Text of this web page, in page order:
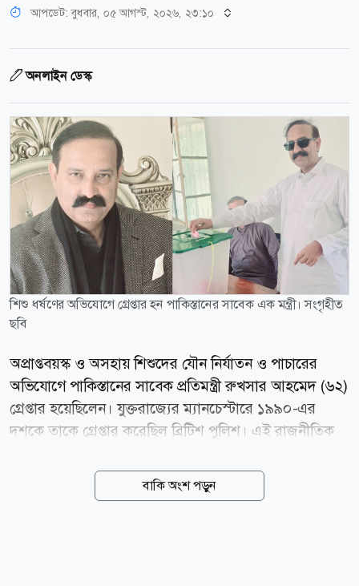
আপডেট: বুধবার, ০৫ আগস্ট, ২০২৬, ২৩:১০
অনলাইন ডেস্ক
শিশু ধর্ষণের অভিযোগে গ্রেপ্তার হন পাকিস্তানের সাবেক এক মন্ত্রী। সংগৃহীত
ছবি
অপ্রাপ্তবয়স্ক ও অসহায় শিশুদের যৌন নির্যাতন ও পাচারের
অভিযোগে পাকিস্তানের সাবেক প্রতিমন্ত্রী রুখসার আহমেদ (৬২)
গ্রেপ্তার হয়েছিলেন। যুক্তরাজ্যের ম্যানচেস্টারে ১৯৯০-এর
দশকে তাকে গ্রেপ্তার করেছিল ব্রিটিশ পুলিশ। এই রাজনীতিক
(পিএমএল-এন) রাজনীতিতে জড়িত ছিলেন। তিনি পাকিস্তানের
প্রধানমন্ত্রী শাহবাজ শরিফের দল থেকে গত সপ্তাহে আজাদ জম্মু
বাকি অংশ পড়ুন